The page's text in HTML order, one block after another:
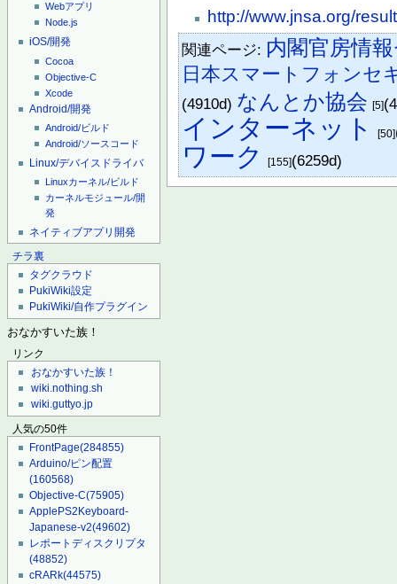
Webアプリ
Node.js
iOS/開発
Cocoa
Objective-C
Xcode
Android/開発
Android/ビルド
Android/ソースコード
Linux/デバイスドライバ
Linuxカーネル/ビルド
カーネルモジュール/開
発
ネイティブアプリ開発
チラ裏
タグクラウド
PukiWiki設定
PukiWiki/自作プラグイン
おなかすいた族！
リンク
おなかすいた族！
wiki.nothing.sh
wiki.guttyo.jp
人気の50件
FrontPage(284855)
Arduino/ピン配置
(160568)
Objective-C(75905)
ApplePS2Keyboard-
Japanese-v2(49602)
レポートディスクリプタ
(48852)
cRARk(44575)
http://www.jnsa.org/
関連ページ: 内閣官房情
日本スマートフォンセ
(4910d) なんとか協会 [5]
インターネット [50]
ワーク [155](6259d)